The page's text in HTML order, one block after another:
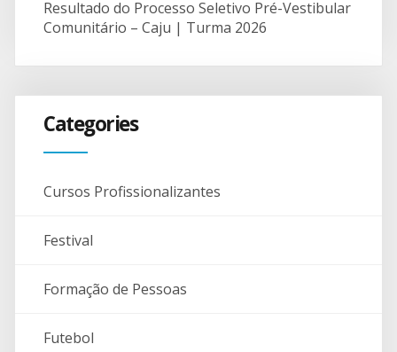
Resultado do Processo Seletivo Pré-Vestibular
Comunitário – Caju | Turma 2026
Categories
Cursos Profissionalizantes
Festival
Formação de Pessoas
Futebol